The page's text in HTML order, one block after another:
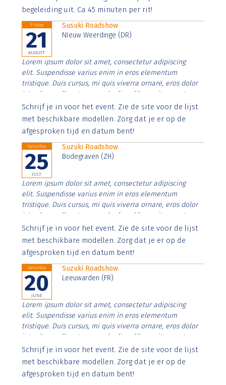
begeleiding uit. Ca 45 minuten per rit!
Friday
21
AUGUST
Susuki Roadshow
NIeuw Weerdinge (DR)
Lorem ipsum dolor sit amet, consectetur adipiscing
elit. Suspendisse varius enim in eros elementum
tristique. Duis cursus, mi quis viverra ornare, eros dolor
interdum nulla, ut commodo diam libero vitae erat.
Aenean faucibus nibh et justo cursus id rutrum lorem
imperdiet. Nunc ut sem vitae risus tristique posuere.
Schrijf je in voor het event. Zie de site voor de lijst
met beschikbare modellen. Zorg dat je er op de
afgesproken tijd en datum bent!
Saturday
25
JULY
Suzuki Roadshow
Bodegraven (ZH)
Lorem ipsum dolor sit amet, consectetur adipiscing
elit. Suspendisse varius enim in eros elementum
tristique. Duis cursus, mi quis viverra ornare, eros dolor
interdum nulla, ut commodo diam libero vitae erat.
Aenean faucibus nibh et justo cursus id rutrum lorem
imperdiet. Nunc ut sem vitae risus tristique posuere.
Schrijf je in voor het event. Zie de site voor de lijst
met beschikbare modellen. Zorg dat je er op de
afgesproken tijd en datum bent!
Saturday
20
JUNE
Suzuki Roadshow
Leeuwarden (FR)
Lorem ipsum dolor sit amet, consectetur adipiscing
elit. Suspendisse varius enim in eros elementum
tristique. Duis cursus, mi quis viverra ornare, eros dolor
interdum nulla, ut commodo diam libero vitae erat.
Aenean faucibus nibh et justo cursus id rutrum lorem
imperdiet. Nunc ut sem vitae risus tristique posuere.
Schrijf je in voor het event. Zie de site voor de lijst
met beschikbare modellen. Zorg dat je er op de
afgesproken tijd en datum bent!